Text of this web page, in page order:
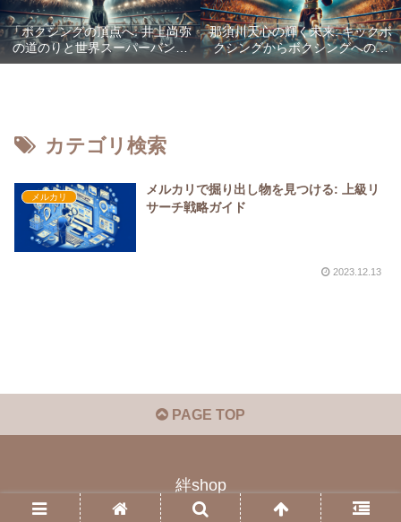
「ボクシングの頂点へ: 井上尚弥
の道のりと世界スーパーバンタ
ム級統一戦の全貌」
那須川天心の輝く未来: キックボ
クシングからボクシングへの成
功した転身
カテゴリ検索
メルカリ
メルカリで掘り出し物を見つける: 上級リ
サーチ戦略ガイド
2023.12.13
PAGE TOP
絆shop
© 2023 絆shop.